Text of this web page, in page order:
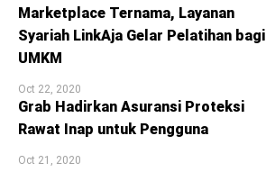
Marketplace Ternama, Layanan
Syariah LinkAja Gelar Pelatihan bagi
UMKM
Oct 22, 2020
Grab Hadirkan Asuransi Proteksi
Rawat Inap untuk Pengguna
Oct 21, 2020